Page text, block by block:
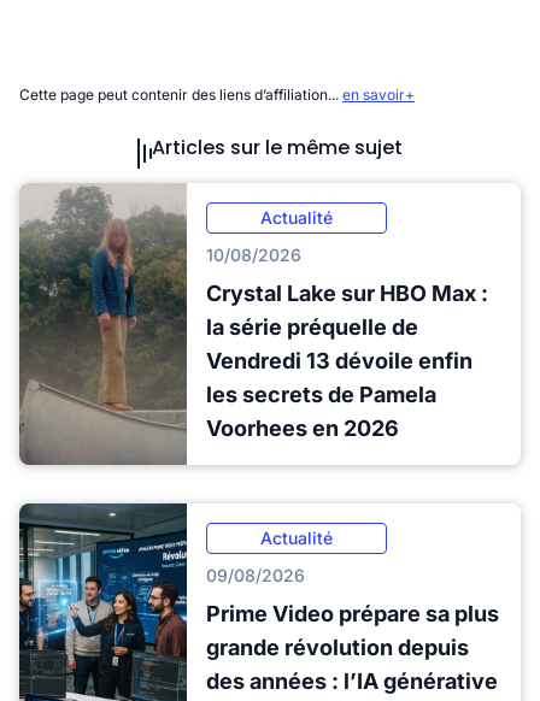
Cette page peut contenir des liens d’affiliation... en savoir+
Articles sur le même sujet
Actualité
10/08/2026
Crystal Lake sur HBO Max :
la série préquelle de
Vendredi 13 dévoile enfin
les secrets de Pamela
Voorhees en 2026
Actualité
09/08/2026
Prime Video prépare sa plus
grande révolution depuis
des années : l’IA générative